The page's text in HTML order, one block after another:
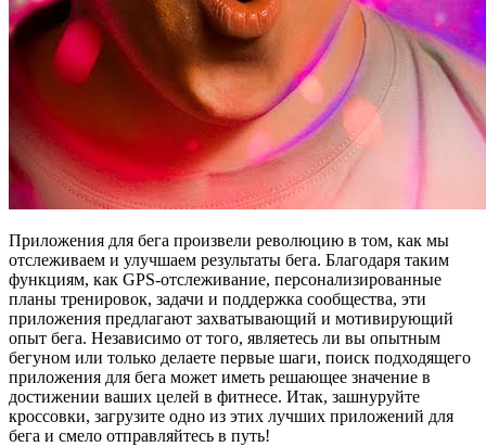
Приложения для бега произвели революцию в том, как мы
отслеживаем и улучшаем результаты бега. Благодаря таким
функциям, как GPS-отслеживание, персонализированные
планы тренировок, задачи и поддержка сообщества, эти
приложения предлагают захватывающий и мотивирующий
опыт бега. Независимо от того, являетесь ли вы опытным
бегуном или только делаете первые шаги, поиск подходящего
приложения для бега может иметь решающее значение в
достижении ваших целей в фитнесе. Итак, зашнуруйте
кроссовки, загрузите одно из этих лучших приложений для
бега и смело отправляйтесь в путь!